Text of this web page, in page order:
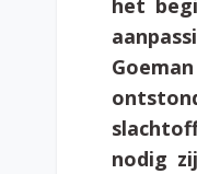
het
nodig